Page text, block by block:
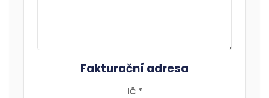
Fakturační adresa
IČ *